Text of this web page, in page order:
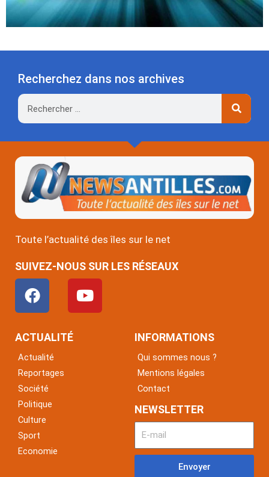
Recherchez dans nos archives
Rechercher
Toute l’actualité des îles sur le net
SUIVEZ-NOUS SUR LES RÉSEAUX
F
a
c
e
o
o
k
Y
o
u
ACTUALITÉ
Actualité
Reportages
Société
Politique
Culture
Sport
Economie
INFORMATIONS
Qui sommes nous ?
Mentions légales
Contact
NEWSLETTER
Envoyer